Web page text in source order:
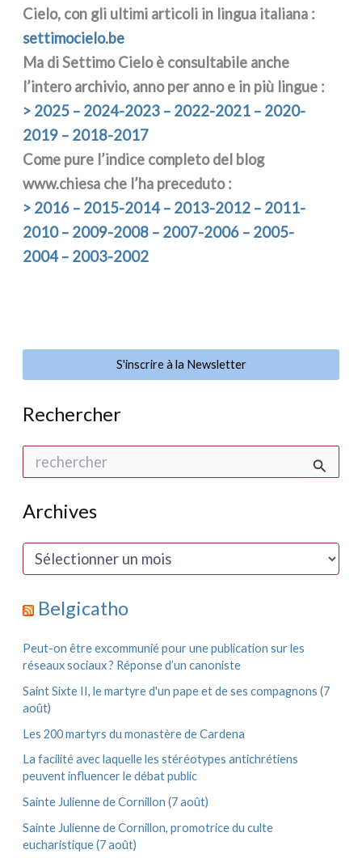
Cielo, con gli ulti­mi arti­co­li in lin­gua ita­lia­na :
set​ti​mo​cie​lo​.be
Ma di Settimo Cielo è con­sul­ta­bi­le anche
l’intero archi­vio, anno per anno e in più lin­gue :
> 2025 – 2024-2023 – 2022-2021 – 2020-
2019 – 2018-2017
Come pure l’indice com­ple­to del blog
www.chiesa che l’ha pre­ce­du­to :
> 2016 – 2015-2014 – 2013-2012 – 2011-
2010 – 2009-2008 – 2007-2006 – 2005-
2004 – 2003-2002
S'inscrire à la Newsletter
Rechercher
e
c
Archives
A
i
e
s
Belgicatho
Peut-on être excommunié pour une publication sur les
réseaux sociaux ? Réponse d’un canoniste
Saint Sixte II, le martyre d'un pape et de ses compagnons (7
août)
Les 200 martyrs du monastère de Cardena
La facilité avec laquelle les stéréotypes antichrétiens
peuvent influencer le débat public
Sainte Julienne de Cornillon (7 août)
Sainte Julienne de Cornillon, promotrice du culte
eucharistique (7 août)